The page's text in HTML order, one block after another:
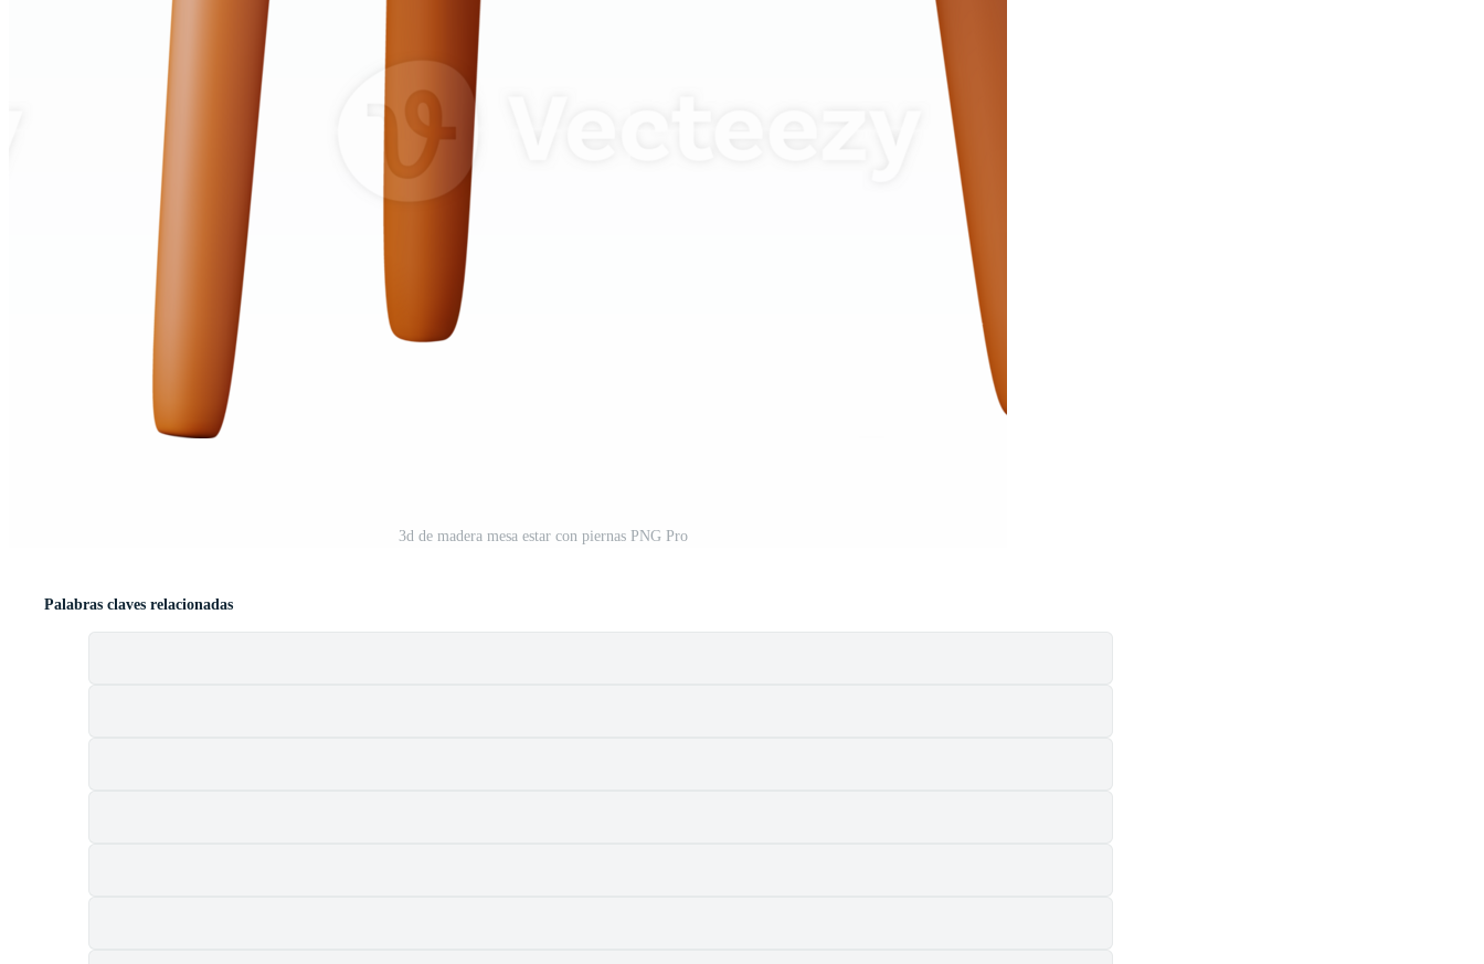
3d de madera mesa estar con piernas PNG Pro
Palabras claves relacionadas